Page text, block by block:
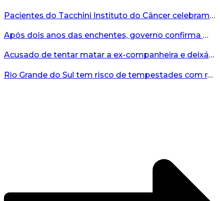
Pacientes do Tacchini Instituto do Câncer celebram Dia dos Pais com cuidado e relaxamento...
Após dois anos das enchentes, governo confirma mais de R$19 milhões para nova ponte no Vale do Taquari...
Acusado de tentar matar a ex-companheira e deixá-la paraplégica é condenado na Serra Gaúcha...
Rio Grande do Sul tem risco de tempestades com rajadas de ventos nos próximos dias...